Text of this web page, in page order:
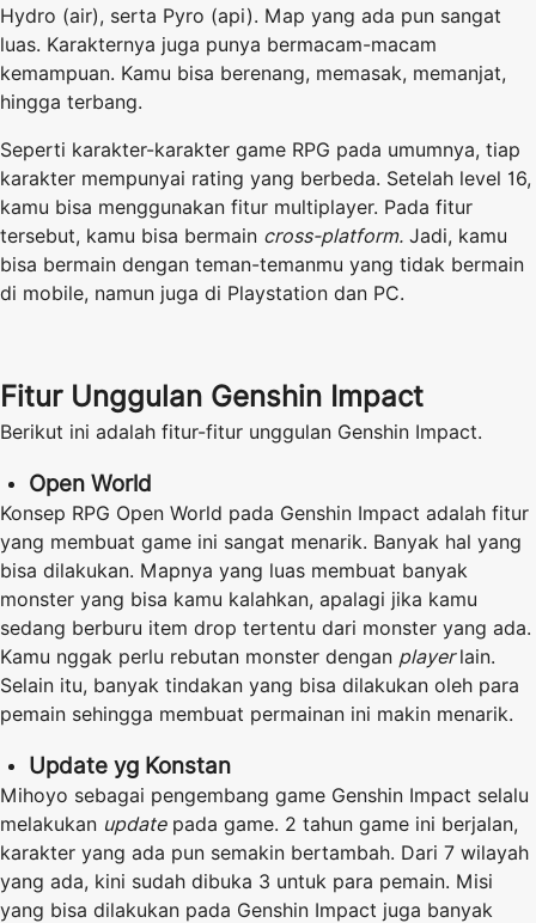
Hydro (air), serta Pyro (api). Map yang ada pun sangat
luas. Karakternya juga punya bermacam-macam
kemampuan. Kamu bisa berenang, memasak, memanjat,
hingga terbang.
Seperti karakter-karakter game RPG pada umumnya, tiap
karakter mempunyai rating yang berbeda. Setelah level 16,
kamu bisa menggunakan fitur multiplayer. Pada fitur
tersebut, kamu bisa bermain cross-platform. Jadi, kamu
bisa bermain dengan teman-temanmu yang tidak bermain
di mobile, namun juga di Playstation dan PC.
Fitur Unggulan Genshin Impact
Berikut ini adalah fitur-fitur unggulan Genshin Impact.
Open World
Konsep RPG Open World pada Genshin Impact adalah fitur
yang membuat game ini sangat menarik. Banyak hal yang
bisa dilakukan. Mapnya yang luas membuat banyak
monster yang bisa kamu kalahkan, apalagi jika kamu
sedang berburu item drop tertentu dari monster yang ada.
Kamu nggak perlu rebutan monster dengan playerlain.
Selain itu, banyak tindakan yang bisa dilakukan oleh para
pemain sehingga membuat permainan ini makin menarik.
Update yg Konstan
Mihoyo sebagai pengembang game Genshin Impact selalu
melakukan updatepada game. 2 tahun game ini berjalan,
karakter yang ada pun semakin bertambah. Dari 7 wilayah
yang ada, kini sudah dibuka 3 untuk para pemain. Misi
yang bisa dilakukan pada Genshin Impact juga banyak